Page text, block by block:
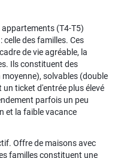
(T4-T5)
des familles. Ces
de vie agréable, la
Ils constituent des
solvables (double
ticket d'entrée plus élevé
parfois un peu
et la faible vacance
Offre de maisons avec
familles constituent une